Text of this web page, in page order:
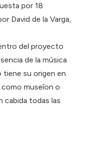
por 18
David de la Varga,
del proyecto
de la música
su origen en
museîon o
cabida todas las